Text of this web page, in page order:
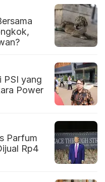
PSI yang
Power
Parfum
Rp4